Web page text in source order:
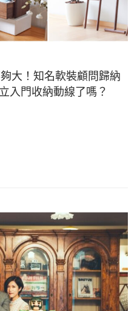
大！知名軟裝顧問歸納
入門收納動線了嗎？